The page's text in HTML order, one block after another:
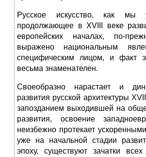
Русское искусство, как
продолжающее в XVIII веке
европейских началах, по-
выражено национальным
специфическим лицом, и факт
весьма знаменателен.
Своеобразно нарастает и
развития русской архитектуры
запозданием выходившей на
развития, освоение
неизбежно протекает
уже на начальной стадии
эпоху, существуют зачатки